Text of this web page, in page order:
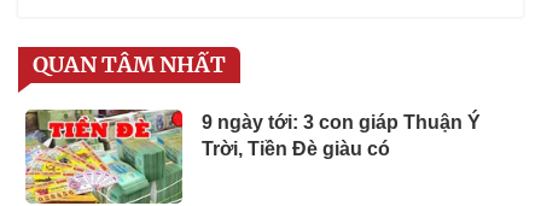
QUAN TÂM NHẤT
9 ngày tới: 3 con giáp Thuận Ý
Trời, Tiền Đè giàu có